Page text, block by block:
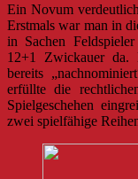
Ein Novum
Erstmals war man in
in Sachen
12+1 Zwickauer da.
bereits
erfüllte die
Spielgeschehen
zwei spielfähige